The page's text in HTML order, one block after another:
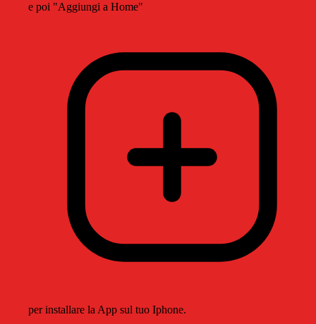
e poi "Aggiungi a Home"
per installare la App sul tuo Iphone.